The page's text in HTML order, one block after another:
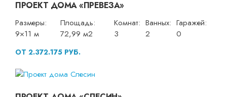
ПРОЕКТ ДОМА «ПРЕВЕЗА»
Размеры:
9×11 м
Площадь:
72,99 м2
Комнат:
3
Ванных:
2
Гаражей:
0
ОТ 2.372.175 РУБ.